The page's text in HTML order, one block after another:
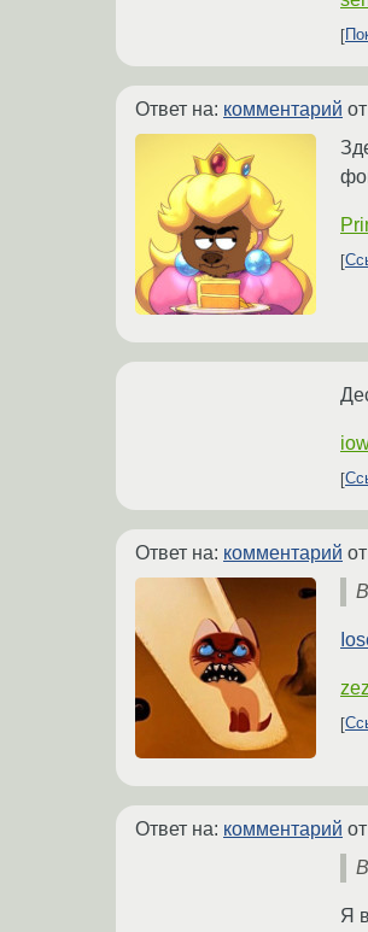
Ответ на: комментарий
Ответ на: комментарий
Ответ на: комментарий
Я